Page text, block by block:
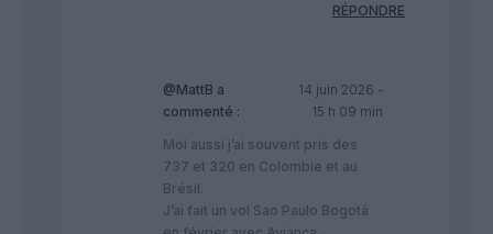
RÉPONDRE
@MattB a
commenté :
14 juin 2026 -
15 h 09 min
Moi aussi j’ai souvent pris des
737 et 320 en Colombie et au
Brésil.
J’ai fait un vol Sao Paulo Bogotá